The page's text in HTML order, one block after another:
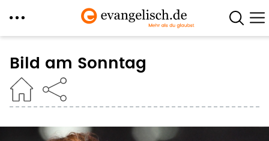
zum
Inhalt
Bild am Sonntag